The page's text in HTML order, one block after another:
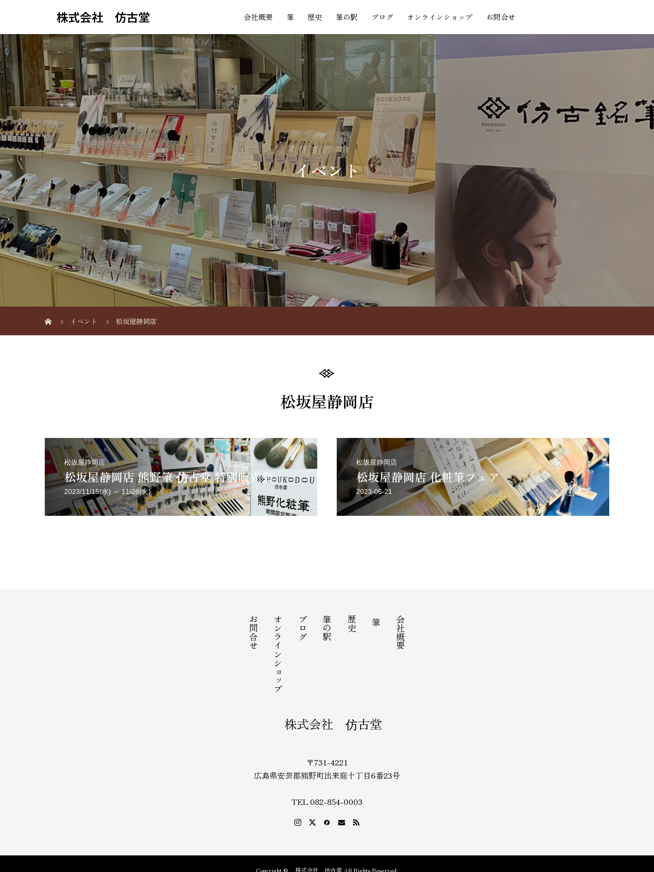
株式会社 仿古堂 会社概要 筆 歴史 筆の駅 ブログ オンラインショップ お問合せ
イベント
イベント 松坂屋静岡店
松坂屋静岡店
松坂屋静岡店
松坂屋静岡店 熊野筆 仿古堂 特別販売会
2023/11/15(水) ～ 11/28(火)
松坂屋静岡店
松坂屋静岡店 化粧筆フェア
2023-06-21
会社概要
筆
歴史
筆の駅
ブログ
オンラインショップ
お問合せ
株式会社 仿古堂
〒731-4221
広島県安芸郡熊野町出来庭十丁目6番23号
TEL 082-854-0003
Copyright © 株式会社 仿古堂 All Rights Reserved.